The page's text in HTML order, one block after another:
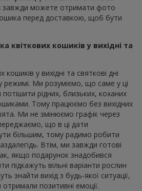
завжди можете отримати фото
перед доставкою, щоб бути
квіткових кошиків у вихідні та
кошиків у вихідні та святкові дні
режимі. Ми розуміємо, що саме у ці
рідних, близьких, коханих
Тому працюємо без вихідних
Ми не змінюємо графік через
що в ці дати
більшим, тому радимо робити
Втім, ми завжди готові
якщо подарунок знадобився
підкажуть вільні варіанти рослин
знайти вихід з будь-якої ситуації,
позитивні емоції.